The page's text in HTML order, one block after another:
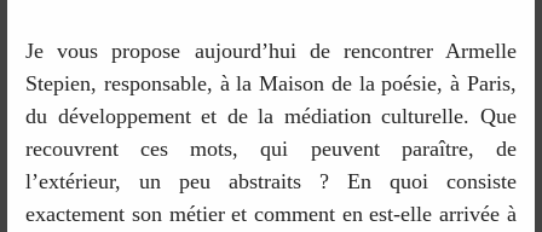
Je vous propose aujourd’hui de rencontrer Armelle
Stepien, responsable, à la Maison de la poésie, à Paris,
du développement et de la médiation culturelle. Que
recouvrent ces mots, qui peuvent paraître, de
l’extérieur, un peu abstraits ? En quoi consiste
exactement son métier et comment en est-elle arrivée à